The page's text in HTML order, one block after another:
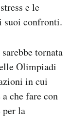
e le
suoi confronti.
tornata
Olimpiadi
in cui
che fare con
per la